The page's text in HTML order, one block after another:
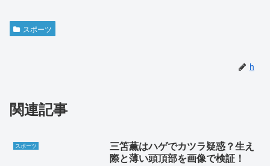
スポーツ
h
関連記事
スポーツ
三笘薫はハゲでカツラ疑惑？生え
際と薄い頭頂部を画像で検証！